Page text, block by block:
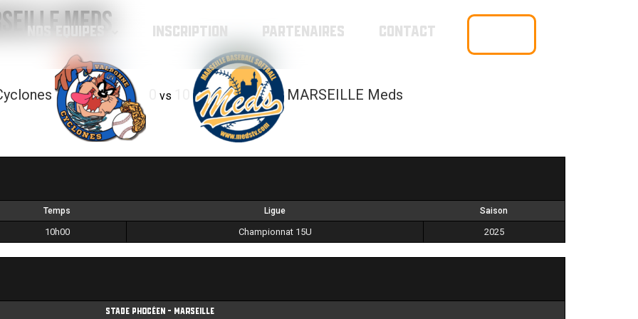
NOS EQUIPES INSCRIPTION PARTENAIRES CONTACT
Meds
vs MARSEILLE Meds
Temps Ligue Saison
10h00 Championnat 15U 2025
Stade Phocéen - Marseille